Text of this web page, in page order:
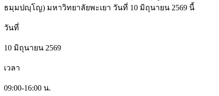
ธมฺมปญฺโญ) มหาวิทยาลัยพะเยา วันที่ 10 มิถุนายน 2569 นี้
วันที่
10 มิถุนายน 2569
เวลา
09:00-16:00 น.